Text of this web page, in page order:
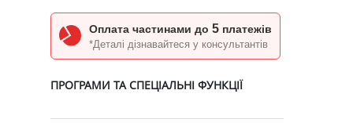
Оплата частинами до 5 платежів
*Деталі дізнавайтеся у консультантів
ПРОГРАМИ ТА СПЕЦІАЛЬНІ ФУНКЦІЇ